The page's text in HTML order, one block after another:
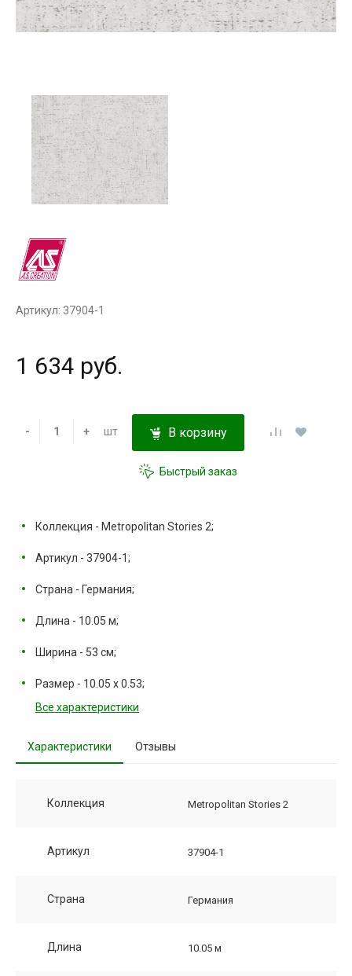
Артикул: 37904-1
1 634 руб.
- + шт В корзину
Быстрый заказ
Коллекция - Metropolitan Stories 2;
Артикул - 37904-1;
Страна - Германия;
Длина - 10.05 м;
Ширина - 53 см;
Размер - 10.05 х 0.53;
Все характеристики
Характеристики Отзывы
Коллекция Metropolitan Stories 2
Артикул 37904-1
Страна Германия
Длина 10.05 м